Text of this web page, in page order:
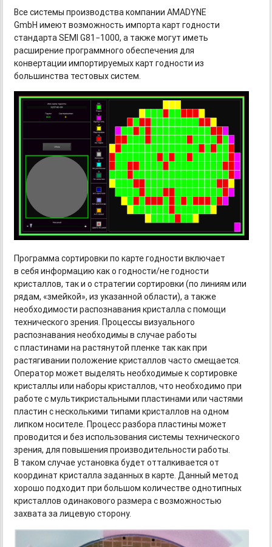
Все системы производства компании AMADYNE
GmbH имеют возможность импорта карт годности
стандарта SEMI G81−1000, а также могут иметь
расширение программного обеспечения для
конвертации импортируемых карт годности из
большинства тестовых систем.
Программа сортировки по карте годности включает
в себя информацию как о годности/не годности
кристаллов, так и о стратегии сортировки (по линиям или
рядам, «змейкой», из указанной области), а также
необходимости распознавания кристалла с помощи
технического зрения. Процессы визуального
распознавания необходимы в случае работы
с пластинами на растянутой пленке так как при
растягивании положение кристаллов часто смещается.
Оператор может выделять необходимые к сортировке
кристаллы или наборы кристаллов, что необходимо при
работе с мультикристальными пластинами или частями
пластин с несколькими типами кристаллов на одном
липком носителе. Процесс разбора пластины может
проводится и без использования системы технического
зрения, для повышения производительности работы.
В таком случае установка будет отталкивается от
координат кристалла заданных в карте. Данный метод
хорошо подходит при большом количестве однотипных
кристаллов одинакового размера с возможностью
захвата за лицевую сторону.